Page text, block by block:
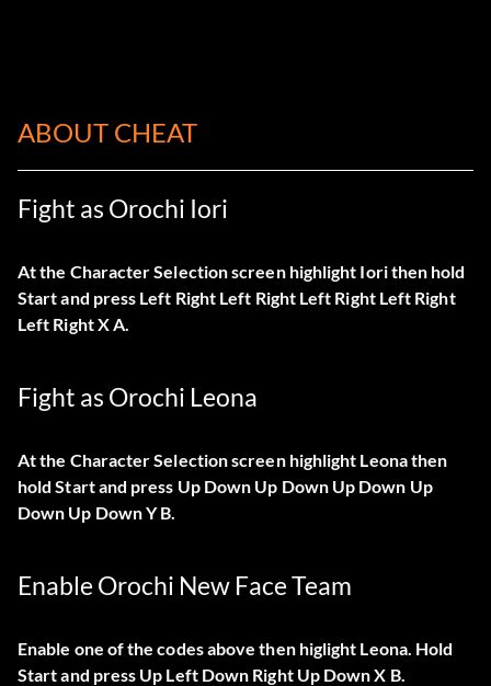
ABOUT CHEAT
Fight as Orochi Iori
At the Character Selection screen highlight Iori then hold
Start and press Left Right Left Right Left Right Left Right
Left Right X A.
Fight as Orochi Leona
At the Character Selection screen highlight Leona then
hold Start and press Up Down Up Down Up Down Up
Down Up Down Y B.
Enable Orochi New Face Team
Enable one of the codes above then higlight Leona. Hold
Start and press Up Left Down Right Up Down X B.